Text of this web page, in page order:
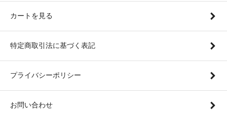
カートを見る
特定商取引法に基づく表記
プライバシーポリシー
お問い合わせ